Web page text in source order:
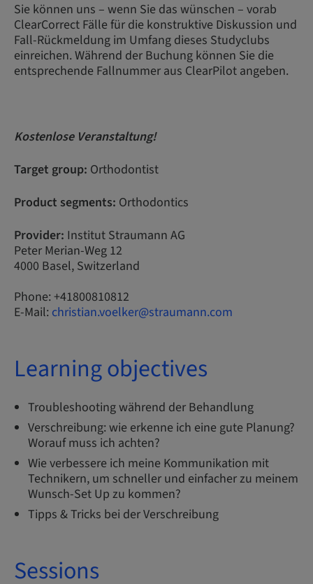
Sie können uns – wenn Sie das wünschen – vorab
ClearCorrect Fälle für die konstruktive Diskussion und
Fall-Rückmeldung im Umfang dieses Studyclubs
einreichen. Während der Buchung können Sie die
entsprechende Fallnummer aus ClearPilot angeben.
Kostenlose Veranstaltung!
Target group: Orthodontist
Product segments: Orthodontics
Provider: Institut Straumann AG
Peter Merian-Weg 12
4000 Basel, Switzerland
Phone: +41800810812
E-Mail: christian.voelker@straumann.com
Learning objectives
Troubleshooting während der Behandlung
Verschreibung: wie erkenne ich eine gute Planung?
Worauf muss ich achten?
Wie verbessere ich meine Kommunikation mit
Technikern, um schneller und einfacher zu meinem
Wunsch-Set Up zu kommen?
Tipps & Tricks bei der Verschreibung
Sessions